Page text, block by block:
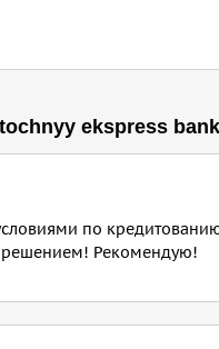
ekspress
по
решением! Рекомендую!